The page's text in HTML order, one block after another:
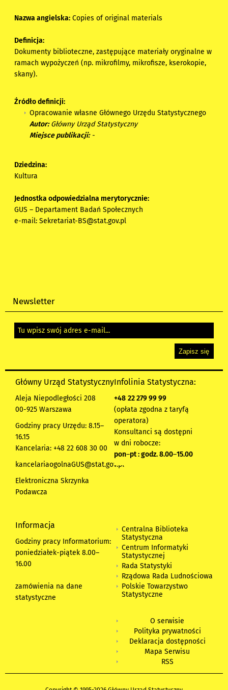
Nazwa angielska: Copies of original materials
Definicja:
Dokumenty biblioteczne, zastępujące materiały oryginalne w
ramach wypożyczeń (np. mikrofilmy, mikrofisze, kserokopie,
skany).
Źródło definicji:
Opracowanie własne Głównego Urzędu Statystycznego
Autor:Główny Urząd Statystyczny
Miejsce publikacji:-
Dziedzina:
Kultura
Jednostka odpowiedzialna merytorycznie:
GUS – Departament Badań Społecznych
e-mail:Sekretariat-BS@stat.gov.pl
Newsletter
Główny Urząd Statystyczny
Aleja Niepodległości 208
00-925 Warszawa
Godziny pracy Urzędu: 8.15–
16.15
Kancelaria: +48 22 608 30 00
kancelariaogolnaGUS@stat.gov.pl
Elektroniczna Skrzynka
Podawcza
Infolinia Statystyczna:
+48 22 279 99 99
(opłata zgodna z taryfą
operatora)
Konsultanci są dostępni
w dni robocze:
pon–pt : godz. 8.00–15.00
Informacja
Godziny pracy Informatorium:
poniedziałek-piątek 8.00–
16.00
zamówienia na dane
statystyczne
Centralna Biblioteka
Statystyczna
Centrum Informatyki
Statystycznej
Rada Statystyki
Rządowa Rada Ludnościowa
Polskie Towarzystwo
Statystyczne
O serwisie
Polityka prywatności
Deklaracja dostępności
Mapa Serwisu
RSS